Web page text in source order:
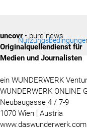
uncovr• pure news
Originalquellendienst für
Medien und Journalisten
ein WUNDERWERK
WUNDERWERK ONLINE
Neubaugasse 4 / 7-9
1070 Wien | Austria
www.daswunderwerk.com